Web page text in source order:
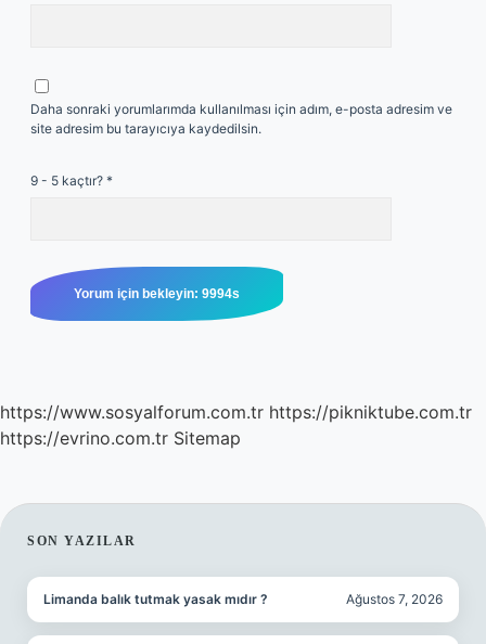
Daha sonraki yorumlarımda kullanılması için adım, e-posta adresim ve
site adresim bu tarayıcıya kaydedilsin.
9 - 5 kaçtır? *
https://www.sosyalforum.com.tr https://pikniktube.com.tr
https://evrino.com.tr Sitemap
SIDEBAR
SON YAZILAR
Limanda balık tutmak yasak mıdır ? Ağustos 7, 2026